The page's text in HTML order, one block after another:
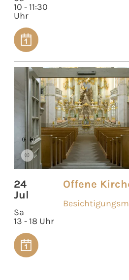
10 - 11:30
Uhr
©
24
Jul
Sa
13 - 18 Uhr
Offene